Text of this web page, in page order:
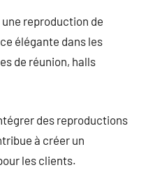
reproduction de
élégante dans les
de réunion, halls
des reproductions
à créer un
les clients.